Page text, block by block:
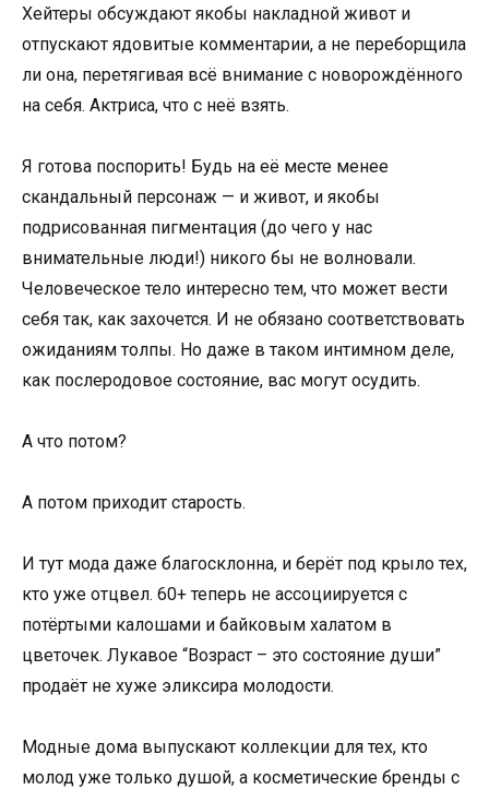
Хейтеры обсуждают якобы накладной живот и
отпускают ядовитые комментарии, а не переборщила
ли она, перетягивая всё внимание с новорождённого
на себя. Актриса, что с неё взять.
Я готова поспорить! Будь на её месте менее
скандальный персонаж — и живот, и якобы
подрисованная пигментация (до чего у нас
внимательные люди!) никого бы не волновали.
Человеческое тело интересно тем, что может вести
себя так, как захочется. И не обязано соответствовать
ожиданиям толпы. Но даже в таком интимном деле,
как послеродовое состояние, вас могут осудить.
А что потом?
А потом приходит старость.
И тут мода даже благосклонна, и берёт под крыло тех,
кто уже отцвел. 60+ теперь не ассоциируется с
потёртыми калошами и байковым халатом в
цветочек. Лукавое “Возраст – это состояние души”
продаёт не хуже эликсира молодости.
Модные дома выпускают коллекции для тех, кто
молод уже только душой, а косметические бренды с